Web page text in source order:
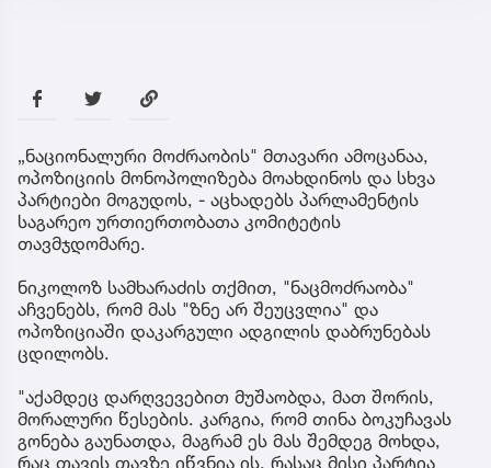
„ნაციონალური მოძრაობის" მთავარი ამოცანაა,
ოპოზიციის მონოპოლიზება მოახდინოს და სხვა
პარტიები მოგუდოს, - აცხადებს პარლამენტის
საგარეო ურთიერთობათა კომიტეტის
თავმჯდომარე.
ნიკოლოზ სამხარაძის თქმით, "ნაცმოძრაობა"
აჩვენებს, რომ მას "ზნე არ შეუცვლია" და
ოპოზიციაში დაკარგული ადგილის დაბრუნებას
ცდილობს.
"აქამდეც დარღვევებით მუშაობდა, მათ შორის,
მორალური წესების. კარგია, რომ თინა ბოკუჩავას
გონება გაუნათდა, მაგრამ ეს მას შემდეგ მოხდა,
რაც თავის თავზე იწვნია ის, რასაც მისი პარტია